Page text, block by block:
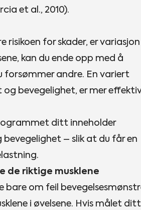
et al., 2010).
risikoen for skader, er variasjon
kan du ende opp med å
forsømmer andre. En variert
bevegelighet, er mer
ditt inneholder
– slik at du får en
de riktige musklene
bare om feil
i øvelsene. Hvis målet ditt